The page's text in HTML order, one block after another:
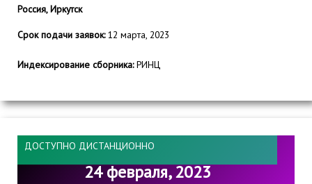
Россия, Иркутск
Срок подачи заявок:12 марта, 2023
Индексирование сборника:РИНЦ
ДОСТУПНО ДИСТАНЦИОННО
24 февраля, 2023